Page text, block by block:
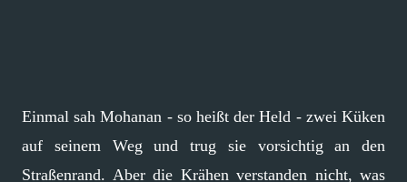
Einmal sah Mohanan - so heißt der Held - zwei Küken
auf seinem Weg und trug sie vorsichtig an den
Straßenrand. Aber die Krähen verstanden nicht, was